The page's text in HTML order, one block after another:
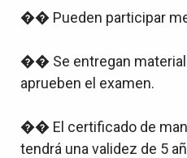
�� Pueden participar
�� Se entregan
aprueben el examen.
�� El certificado de
tendrá una validez de 5